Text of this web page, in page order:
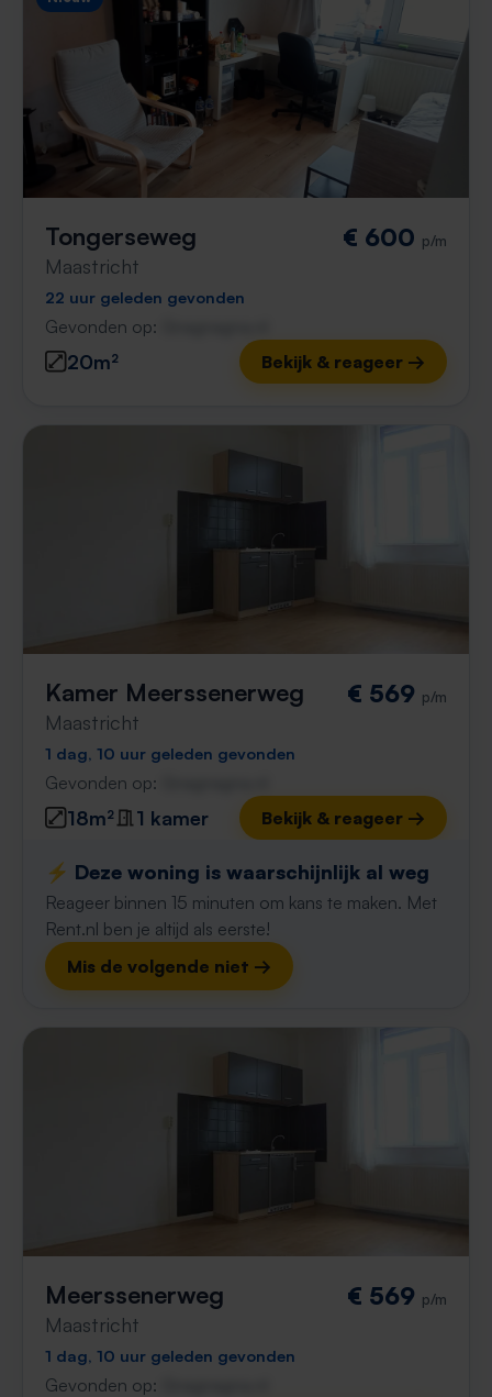
Tongerseweg
Maastricht
€ 600 p/m
22 uur geleden gevonden
Gevonden op:
20m² Bekijk & reageer →
Kamer Meerssenerweg
Maastricht
€ 569 p/m
1 dag, 10 uur geleden gevonden
Gevonden op:
18m² 1 kamer Bekijk & reageer →
⚡️ Deze woning is waarschijnlijk al weg
Reageer binnen 15 minuten om kans te maken. Met
Rent.nl ben je altijd als eerste!
Mis de volgende niet →
Meerssenerweg
Maastricht
€ 569 p/m
1 dag, 10 uur geleden gevonden
Gevonden op: